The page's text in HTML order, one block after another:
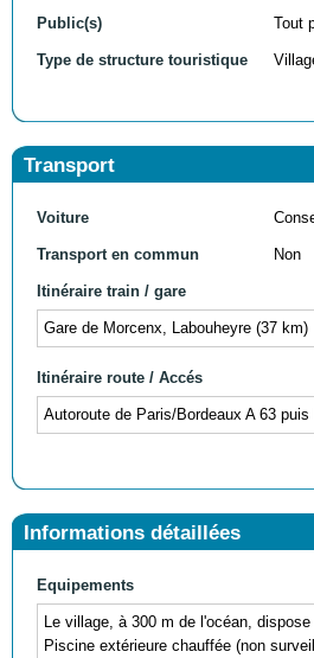
Public(s) Tout
Type de structure touristique
Transport
Voiture
Transport en commun Non
Itinéraire train / gare
Gare de Morcenx, Labouheyre (37 km)
Itinéraire route / Accés
Autoroute de Paris/Bordeaux A 63
Informations détaillées
Equipements
Le village, à 300 m de l'océan,
Piscine extérieure chauffée (non